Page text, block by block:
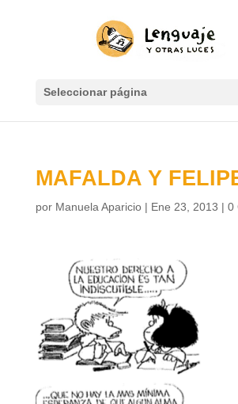
Seleccionar página
MAFALDA Y
por Manuela Aparicio| Ene 23, 2013 | 0